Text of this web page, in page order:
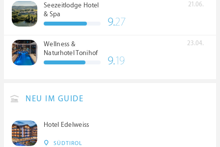
Seezeitlodge Hotel
& Spa
21.06.
9.27
Wellness &
Naturhotel Tonihof
****S
23.04.
9.19
NEU IM GUIDE
Hotel Edelweiss
SÜDTIROL